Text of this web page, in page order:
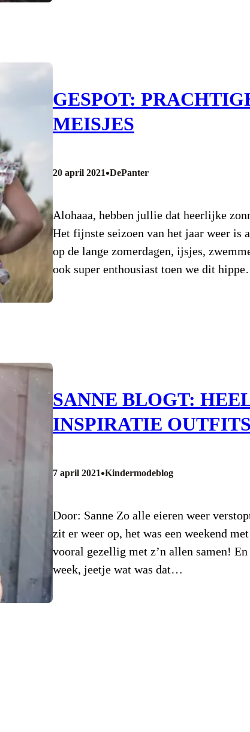
GESPOT:
MEISJES
20 april 2021•DePanter
Alohaaa, hebben jullie dat heerlijke
Het fijnste seizoen van het jaar weer is
op de lange zomerdagen, ijsjes,
ook super enthousiast toen we dit
SANNE BLOGT:
INSPIRATIE OUTFITS
7 april 2021•Kindermodeblog
Door: Sanne Zo alle eieren weer
zit er weer op, het was een weekend
vooral gezellig met z’n allen samen!
week, jeetje wat was dat…